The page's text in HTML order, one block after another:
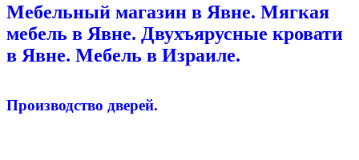
Мебельный магазин в Явне. Мягкая
мебель в Явне. Двухъярусные кровати
в Явне. Мебель в Израиле.
Производство дверей.